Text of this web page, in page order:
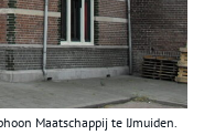
Maatschappij te IJmuiden.